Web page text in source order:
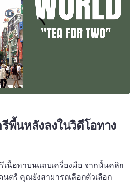
พื้นหลังลงในวิดีโอทาง
เนื้อหาบนแถบเครื่องมือ จากนั้นคลิก
นตรี คุณยังสามารถเลือกตัวเลือก